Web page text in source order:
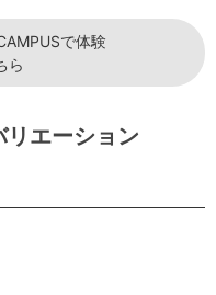
で体験
ら
リエーション